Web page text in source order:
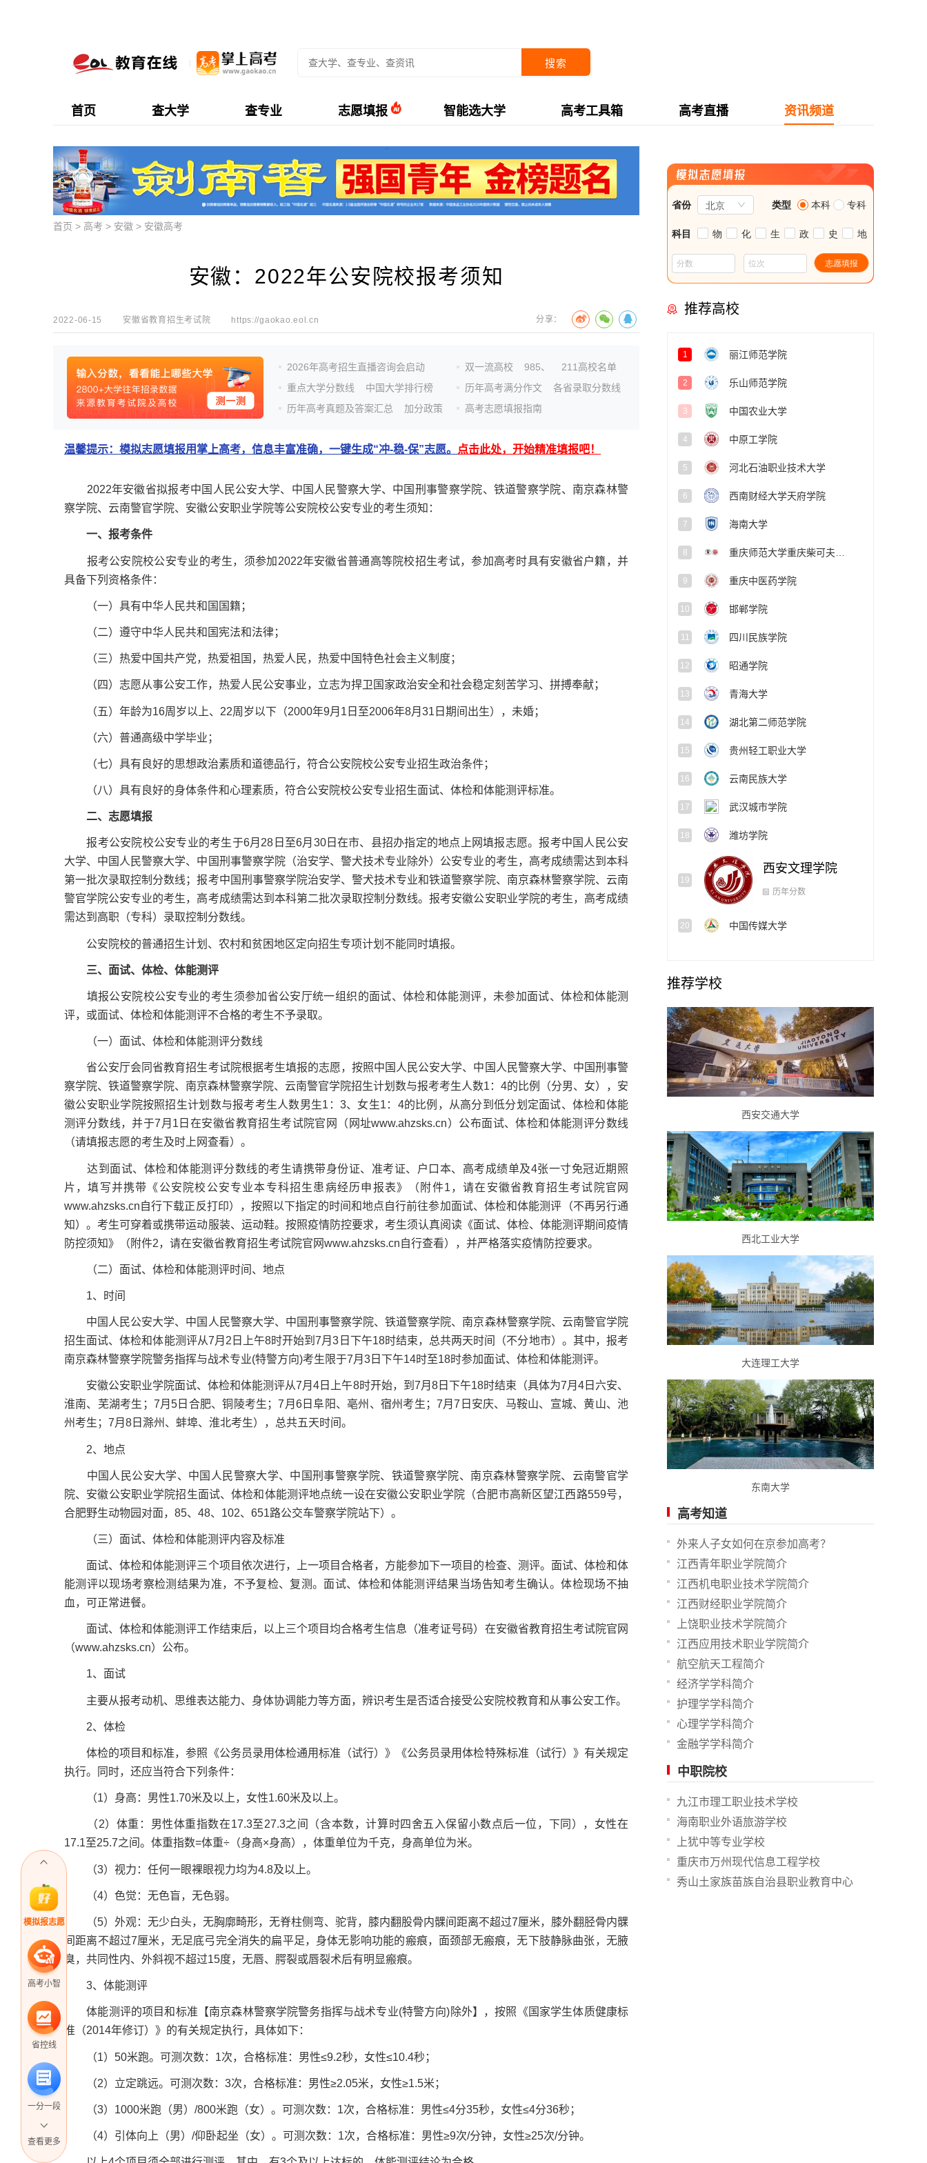
搜索
首页 查大学 查专业 志愿填报 智能选大学 高考工具箱 高考直播 资讯频道
模拟报志愿
高考小智
省控线
一分一段
查看更多
首页 > 高考 > 安徽 > 安徽高考
安徽：2022年公安院校报考须知
2022-06-15 安徽省教育招生考试院 https://gaokao.eol.cn 分享：
2026年高考招生直播咨询会启动
重点大学分数线
中国大学排行榜
历年高考真题及答案汇总
加分政策
双一流高校 985、
211高校名单
历年高考满分作文
各省录取分数线
高考志愿填报指南
温馨提示：模拟志愿填报用掌上高考，信息丰富准确，一键生成“冲-稳-保”志愿。 点击此处，开始精准填报吧！
2022年安徽省拟报考中国人民公安大学、中国人民警察大学、中国刑事警察学院、铁道警察学院、南京森林警
察学院、云南警官学院、安徽公安职业学院等公安院校公安专业的考生须知：
一、报考条件
报考公安院校公安专业的考生，须参加2022年安徽省普通高等院校招生考试，参加高考时具有安徽省户籍，并
具备下列资格条件：
（一）具有中华人民共和国国籍；
（二）遵守中华人民共和国宪法和法律；
（三）热爱中国共产党，热爱祖国，热爱人民，热爱中国特色社会主义制度；
（四）志愿从事公安工作，热爱人民公安事业，立志为捍卫国家政治安全和社会稳定刻苦学习、拼搏奉献；
（五）年龄为16周岁以上、22周岁以下（2000年9月1日至2006年8月31日期间出生），未婚；
（六）普通高级中学毕业；
（七）具有良好的思想政治素质和道德品行，符合公安院校公安专业招生政治条件；
（八）具有良好的身体条件和心理素质，符合公安院校公安专业招生面试、体检和体能测评标准。
二、志愿填报
报考公安院校公安专业的考生于6月28日至6月30日在市、县招办指定的地点上网填报志愿。报考中国人民公安
大学、中国人民警察大学、中国刑事警察学院（治安学、警犬技术专业除外）公安专业的考生，高考成绩需达到本科
第一批次录取控制分数线；报考中国刑事警察学院治安学、警犬技术专业和铁道警察学院、南京森林警察学院、云南
警官学院公安专业的考生，高考成绩需达到本科第二批次录取控制分数线。报考安徽公安职业学院的考生，高考成绩
需达到高职（专科）录取控制分数线。
公安院校的普通招生计划、农村和贫困地区定向招生专项计划不能同时填报。
三、面试、体检、体能测评
填报公安院校公安专业的考生须参加省公安厅统一组织的面试、体检和体能测评，未参加面试、体检和体能测
评，或面试、体检和体能测评不合格的考生不予录取。
（一）面试、体检和体能测评分数线
省公安厅会同省教育招生考试院根据考生填报的志愿，按照中国人民公安大学、中国人民警察大学、中国刑事警
察学院、铁道警察学院、南京森林警察学院、云南警官学院招生计划数与报考考生人数1：4的比例（分男、女），安
徽公安职业学院按照招生计划数与报考考生人数男生1：3、女生1：4的比例，从高分到低分划定面试、体检和体能
测评分数线，并于7月1日在安徽省教育招生考试院官网（网址www.ahzsks.cn）公布面试、体检和体能测评分数线
（请填报志愿的考生及时上网查看）。
达到面试、体检和体能测评分数线的考生请携带身份证、准考证、户口本、高考成绩单及4张一寸免冠近期照
片，填写并携带《公安院校公安专业本专科招生患病经历申报表》（附件1，请在安徽省教育招生考试院官网
www.ahzsks.cn自行下载正反打印），按照以下指定的时间和地点自行前往参加面试、体检和体能测评（不再另行通
知）。考生可穿着或携带运动服装、运动鞋。按照疫情防控要求，考生须认真阅读《面试、体检、体能测评期间疫情
防控须知》（附件2，请在安徽省教育招生考试院官网www.ahzsks.cn自行查看），并严格落实疫情防控要求。
（二）面试、体检和体能测评时间、地点
1、时间
中国人民公安大学、中国人民警察大学、中国刑事警察学院、铁道警察学院、南京森林警察学院、云南警官学院
招生面试、体检和体能测评从7月2日上午8时开始到7月3日下午18时结束，总共两天时间（不分地市）。其中，报考
南京森林警察学院警务指挥与战术专业(特警方向)考生限于7月3日下午14时至18时参加面试、体检和体能测评。
安徽公安职业学院面试、体检和体能测评从7月4日上午8时开始，到7月8日下午18时结束（具体为7月4日六安、
淮南、芜湖考生；7月5日合肥、铜陵考生；7月6日阜阳、亳州、宿州考生；7月7日安庆、马鞍山、宣城、黄山、池
州考生；7月8日滁州、蚌埠、淮北考生），总共五天时间。
2、地点
中国人民公安大学、中国人民警察大学、中国刑事警察学院、铁道警察学院、南京森林警察学院、云南警官学
院、安徽公安职业学院招生面试、体检和体能测评地点统一设在安徽公安职业学院（合肥市高新区望江西路559号，
合肥野生动物园对面，85、48、102、651路公交车警察学院站下）。
（三）面试、体检和体能测评内容及标准
面试、体检和体能测评三个项目依次进行，上一项目合格者，方能参加下一项目的检查、测评。面试、体检和体
能测评以现场考察检测结果为准，不予复检、复测。面试、体检和体能测评结果当场告知考生确认。体检现场不抽
血，可正常进餐。
面试、体检和体能测评工作结束后，以上三个项目均合格考生信息（准考证号码）在安徽省教育招生考试院官网
（www.ahzsks.cn）公布。
1、面试
主要从报考动机、思维表达能力、身体协调能力等方面，辨识考生是否适合接受公安院校教育和从事公安工作。
2、体检
体检的项目和标准，参照《公务员录用体检通用标准（试行）》《公务员录用体检特殊标准（试行）》有关规定
执行。同时，还应当符合下列条件：
（1）身高：男性1.70米及以上，女性1.60米及以上。
（2）体重：男性体重指数在17.3至27.3之间（含本数，计算时四舍五入保留小数点后一位，下同），女性在
17.1至25.7之间。体重指数=体重÷（身高×身高），体重单位为千克，身高单位为米。
（3）视力：任何一眼裸眼视力均为4.8及以上。
（4）色觉：无色盲，无色弱。
（5）外观：无少白头，无胸廓畸形，无脊柱侧弯、驼背，膝内翻股骨内髁间距离不超过7厘米，膝外翻胫骨内髁
间距离不超过7厘米，无足底弓完全消失的扁平足，身体无影响功能的瘢痕，面颈部无瘢痕，无下肢静脉曲张，无腋
臭，共同性内、外斜视不超过15度，无唇、腭裂或唇裂术后有明显瘢痕。
3、体能测评
体能测评的项目和标准【南京森林警察学院警务指挥与战术专业(特警方向)除外】，按照《国家学生体质健康标
准（2014年修订）》的有关规定执行，具体如下：
（1）50米跑。可测次数：1次，合格标准：男性≤9.2秒，女性≤10.4秒；
（2）立定跳远。可测次数：3次，合格标准：男性≥2.05米，女性≥1.5米；
（3）1000米跑（男）/800米跑（女）。可测次数：1次，合格标准：男性≤4分35秒，女性≤4分36秒；
（4）引体向上（男）/仰卧起坐（女）。可测次数：1次，合格标准：男性≥9次/分钟，女性≥25次/分钟。
推荐高校
1 丽江师范学院
2 乐山师范学院
3 中国农业大学
4 中原工学院
5 河北石油职业技术大学
6 西南财经大学天府学院
7 海南大学
8
9 重庆中医药学院
10 邯郸学院
11 四川民族学院
12 昭通学院
13 青海大学
14 湖北第二师范学院
15 贵州轻工职业大学
16 云南民族大学
17 武汉城市学院
18 潍坊学院
西安文理学院
中国传媒大学
历年分数
推荐学校
西安交通大学
西北工业大学
大连理工大学
东南大学
高考知道
外来人子女如何在京参加高考？
江西青年职业学院简介
江西机电职业技术学院简介
江西财经职业学院简介
上饶职业技术学院简介
江西应用技术职业学院简介
航空航天工程简介
经济学学科简介
护理学学科简介
心理学学科简介
金融学学科简介
中职院校
九江市理工职业技术学校
海南职业外语旅游学校
上犹中等专业学校
重庆市万州现代信息工程学校
秀山土家族苗族自治县职业教育中心